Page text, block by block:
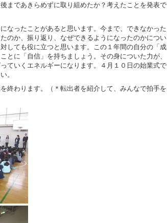
まであきらめずに取り組めたか？考えたことを発表で
なったことがあると思います。今まで、できなかった
のか、振り返り、なぜできるようになったのかについ
しても役に立つと思います。この１年間の自分の「成
とに「自信」を持ちましょう。その身についた力が、
ていくエネルギーになります。４月１０日の始業式で
。
終わります。（＊転出者を紹介して、みんなで拍手を